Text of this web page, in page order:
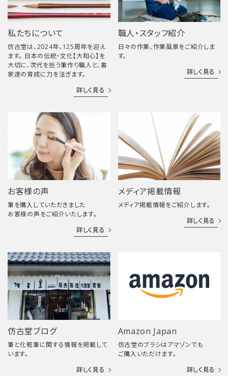
私たちについて
仿古堂は、2024年、125周年を迎え
ます。 日本の伝統・文化【大和心】を
大切に、次代を担う筆作り職人と、書
家達の育成に力を注ぎます。
詳しく見る
職人・スタッフ紹介
日々の作業、作業風景をご紹介しま
す。
詳しく見る
お客様の声
筆を購入していただきました
お客様の声をご紹介いたします。
詳しく見る
メディア掲載情報
メディア掲載情報をご紹介します。
詳しく見る
仿古堂ブログ
筆と化粧筆に関する情報を掲載して
います。
詳しく見る
Amazon Japan
仿古堂のブラシはアマゾンでも
ご購入いただけます。
詳しく見る